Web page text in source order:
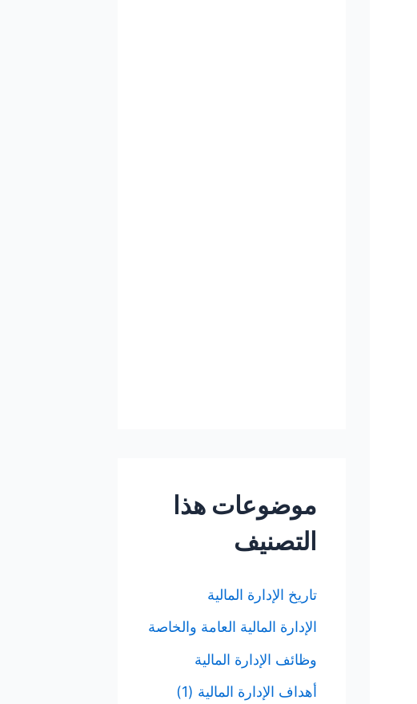
موضوعات هذا
التصنيف
تاريخ الإدارة المالية
الإدارة المالية العامة والخاصة
وظائف الإدارة المالية
أهداف الإدارة المالية (1)